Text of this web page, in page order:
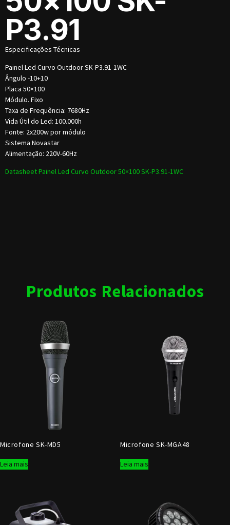
P3.91
Especificações Técnicas
Painel Led Curvo Outdoor SK-P3.91-1WC
Ângulo -10+10
Placa 50×100
Módulo. Fixo
Taxa de Frequência: 7680Hz
Vida Útil do Led: 100.000h
Fonte: 2x200w por módulo
Sistema Novastar
Alimentação: 220V-60Hz
Datasheet Painel Led Curvo Outdoor 50×100 SK-P3.91-1WC
Produtos Relacionados
Microfone SK-MD5
Leia mais
Microfone SK-MGA48
Leia mais